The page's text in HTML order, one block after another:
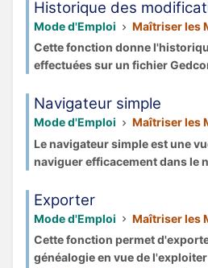
Historique des
Mode d'Emploi
Maîtriser les
Cette fonction donne
effectuées sur un fichier
Navigateur simple
Mode d'Emploi
Maîtriser les
Le navigateur simple est une
naviguer efficacement dans le
Exporter
Mode d'Emploi
Maîtriser les
Cette fonction permet
généalogie en vue de